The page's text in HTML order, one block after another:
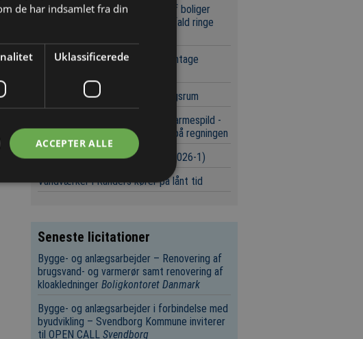
EU-støtte til energirenovering af boliger
under coronaen havde i bedste fald ringe
Nøglefigur i GK Danmark skal gentage
Naturen er det stærkeste læringsrum
Forskningsprojekt skal afsløre varmespild -
skal spare beboere 20 procent på regningen
Konkurser i byggeriet (Uge 32/2026-1)
Vandværker i Randers kører på lånt tid
Seneste licitationer
Bygge- og anlægsarbejder – Renovering af
brugsvand- og varmerør samt renovering af
kloakledninger Boligkontoret Danmark
Bygge- og anlægsarbejder i forbindelse med
byudvikling – Svendborg Kommune inviterer
til OPEN CALL Svendborg
de har indsamlet fra din
Uklassificerede
ACCEPTER ALLE